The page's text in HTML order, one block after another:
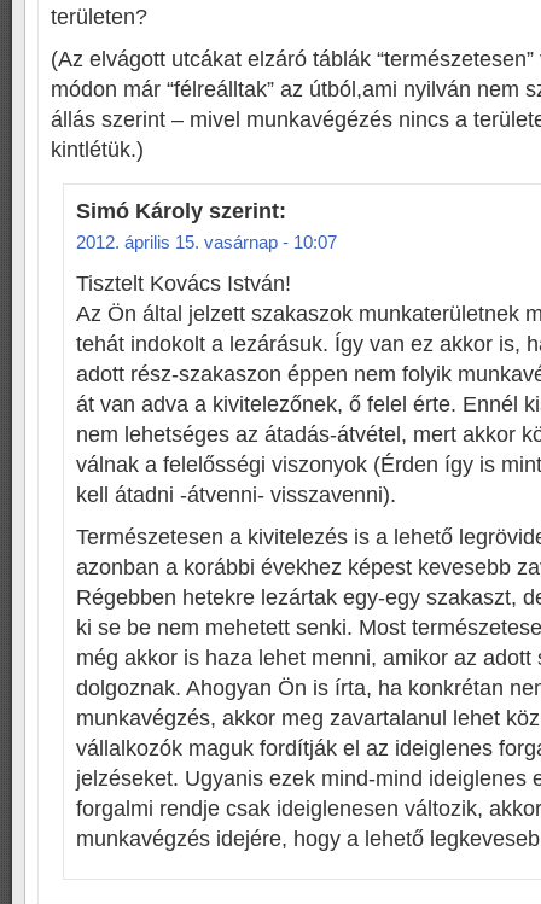
területen?
(Az elvágott utcákat elzáró táblák
módon már “félreálltak” az útból,ami nyilván nem
állás szerint – mivel munkavégézés nincs a
kintlétük.)
Simó Károly szerint:
2012. április 15. vasárnap - 10:07
Tisztelt Kovács István!
Az Ön által jelzett szakaszok munkaterületnek
tehát indokolt a lezárásuk. Így van ez akkor is,
adott rész-szakaszon éppen nem folyik
át van adva a kivitelezőnek, ő felel érte. Ennél
nem lehetséges az átadás-átvétel, mert akkor
válnak a felelősségi viszonyok (Érden így is
kell átadni -átvenni- visszavenni).
Természetesen a kivitelezés is a lehető
azonban a korábbi évekhez képest kevesebb
Régebben hetekre lezártak egy-egy szakaszt,
ki se be nem mehetett senki. Most
még akkor is haza lehet menni, amikor az adott
dolgoznak. Ahogyan Ön is írta, ha konkrétan
munkavégzés, akkor meg zavartalanul lehet
vállalkozók maguk fordítják el az ideiglenes
jelzéseket. Ugyanis ezek mind-mind ideiglenes
forgalmi rendje csak ideiglenesen változik,
munkavégzés idejére, hogy a lehető